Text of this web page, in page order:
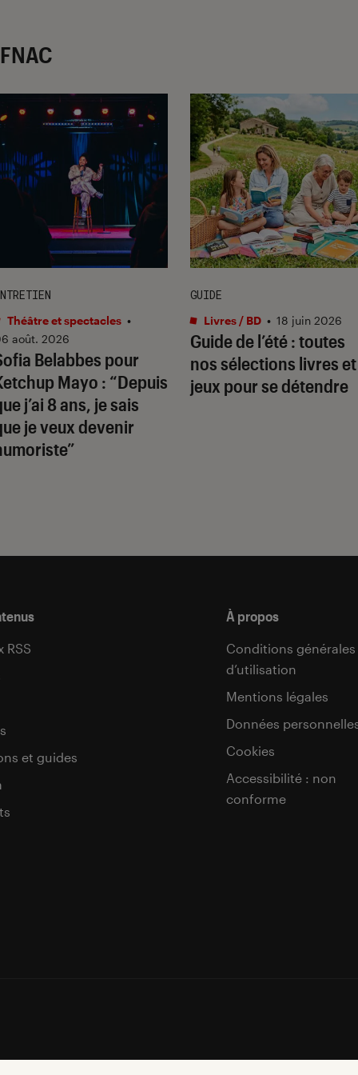
Belabbes pour
Mayo : “Depuis
j’ai 8 ans, je sais
je veux devenir
Théâtre et spectacles •
août. 2026
Guide de l’été : toutes
nos sélections livres et
jeux pour se détendre
GUIDE
Livres / BD • 18 juin 2026
RSS
et guides
À propos
Conditions générales
d’utilisation
Mentions légales
Données
Cookies
Accessibilité : non
conforme